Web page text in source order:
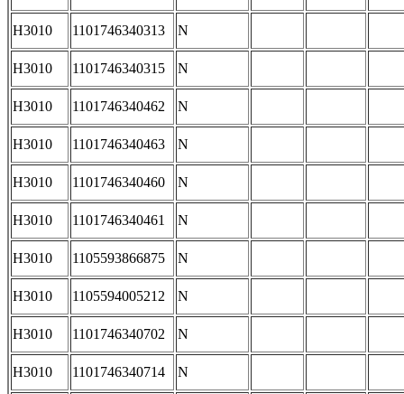
H3010 1101746340313 N
H3010 1101746340315 N
H3010 1101746340462 N
H3010 1101746340463 N
H3010 1101746340460 N
H3010 1101746340461 N
H3010 1105593866875 N
H3010 1105594005212 N
H3010 1101746340702 N
H3010 1101746340714 N